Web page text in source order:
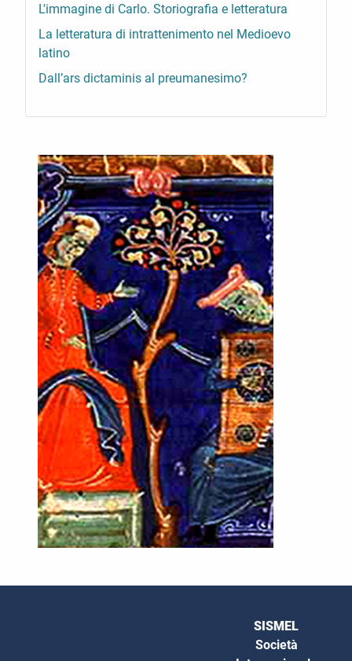
L'immagine di Carlo. Storiografia e letteratura
La letteratura di intrattenimento nel Medioevo
latino
Dall’ars dictaminis al preumanesimo?
SISMEL
Società